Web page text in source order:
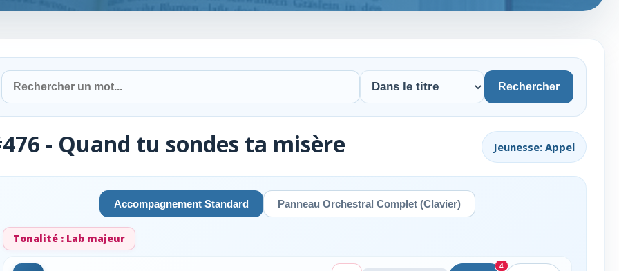
Rechercher
- Quand tu sondes ta misère Jeunesse: Appel
Accompagnement Standard Panneau Orchestral Complet (Clavier)
Tonalité : Lab majeur
4